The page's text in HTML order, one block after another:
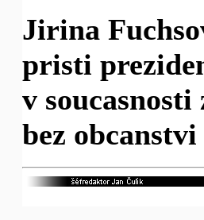
Jirina
pristi
v soucasnosti
bez obcanstvi